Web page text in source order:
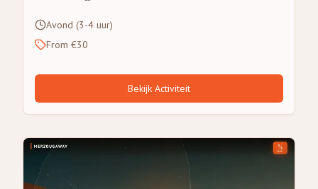
Avond (3-4 uur)
From €30
Bekijk Activiteit